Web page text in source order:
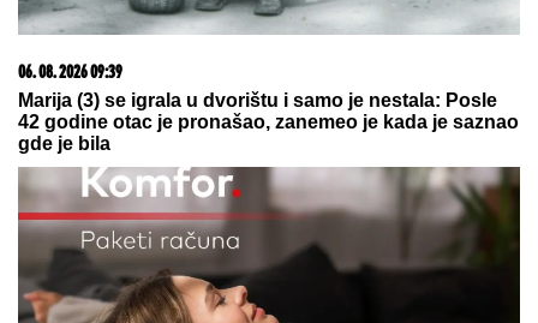
06. 08. 2026 09:39
Marija (3) se igrala u dvorištu i samo je nestala: Posle
42 godine otac je pronašao, zanemeo je kada je saznao
gde je bila